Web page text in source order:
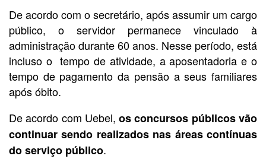
De acordo com o secretário, após assumir um cargo
público, o servidor permanece vinculado à
administração durante 60 anos. Nesse período, está
incluso o tempo de atividade, a aposentadoria e o
tempo de pagamento da pensão a seus familiares
após óbito.
De acordo com Uebel,os concursos públicos vão
continuar sendo realizados nas áreas contínuas
do serviço público.